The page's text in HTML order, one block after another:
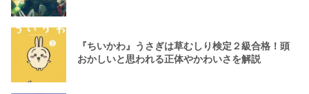
『ちいかわ』うさぎは草むしり検定２級合格！頭
おかしいと思われる正体やかわいさを解説